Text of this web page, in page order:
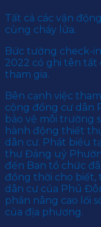
Tất cả các vận
cùng cháy lửa.
Bức tường check-in
2022 có ghi tên tất
tham gia.
Bên cạnh việc
cộng đồng cư dân
bảo vệ môi trường
hành động thiết
dân cư. Phát biểu
thư Đảng uỷ
đến Ban tổ chức
đồng thời cho
dân cư của Phú
phần nâng cao lối
của địa phương.